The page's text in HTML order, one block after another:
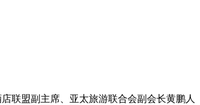
联盟副主席、亚太旅游联合会副会长黄鹏人